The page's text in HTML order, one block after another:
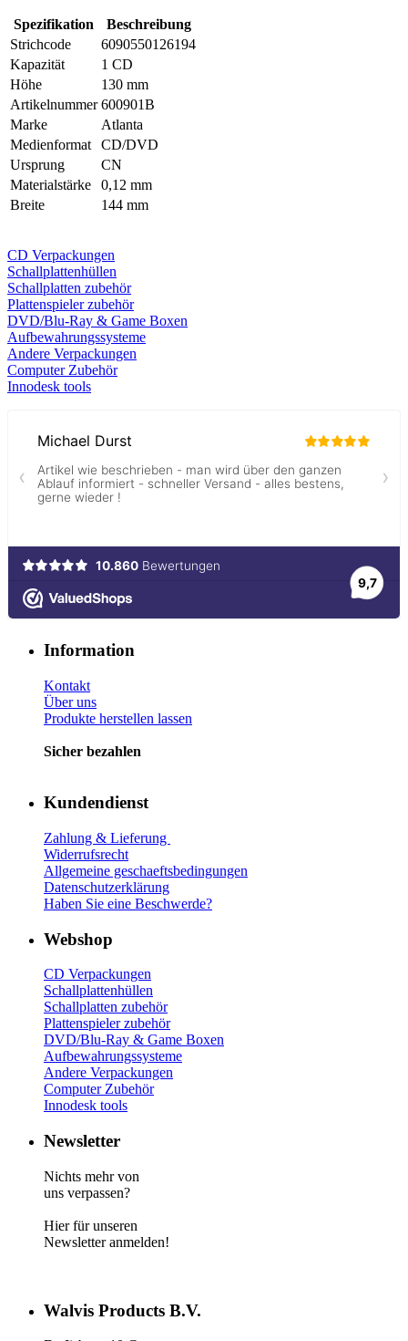
Spezifikation
Beschreibung
Strichcode
6090550126194
Kapazität
1 CD
Höhe
130 mm
Artikelnummer 600901B
Marke
Atlanta
Medienformat
CD/DVD
Ursprung
CN
Materialstärke
0,12 mm
Breite
144 mm
CD Verpackungen
Schallplattenhüllen
Schallplatten zubehör
Plattenspieler zubehör
DVD/Blu-Ray & Game Boxen
Aufbewahrungssysteme
Andere Verpackungen
Computer Zubehör
Innodesk tools
Information
Kontakt
Über uns
Produkte herstellen lassen
Sicher bezahlen
Kundendienst
Zahlung & Lieferung
Widerrufsrecht
Allgemeine geschaeftsbedingungen
Datenschutzerklärung
Haben Sie eine Beschwerde?
Webshop
CD Verpackungen
Schallplattenhüllen
Schallplatten zubehör
Plattenspieler zubehör
DVD/Blu-Ray & Game Boxen
Aufbewahrungssysteme
Andere Verpackungen
Computer Zubehör
Innodesk tools
Newsletter
Nichts mehr von
uns verpassen?
Hier für unseren
Newsletter anmelden!
Walvis Products B.V.